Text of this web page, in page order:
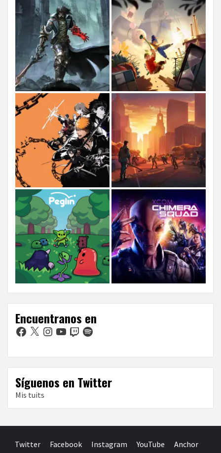
Encuentranos en
Facebook
X Instagram
YouTubeTwitchSpotify
Síguenos en Twitter
Mis tuits
Twitter Facebook Instagram YouTube Anchor